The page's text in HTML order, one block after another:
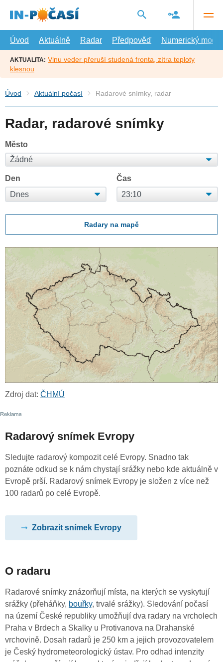
hlavní
Úvod
Aktuálně Radar Předpověď Numerický model
AKTUALITA: Vlnu veder přeruší studená fronta, zítra teploty
klesnou
Úvod Aktuální počasí Radarové snímky, radar
Radar, radarové snímky
Město
Den Čas
Radary na mapě
Zdroj dat: ČHMÚ
Radarový snímek Evropy
Sledujte radarový kompozit celé Evropy. Snadno tak
poznáte odkud se k nám chystají srážky nebo kde aktuálně v
Evropě prší. Radarový snímek Evropy je složen z více než
100 radarů po celé Evropě.
Zobrazit snímek Evropy
O radaru
Radarové snímky znázorňují místa, na kterých se vyskytují
srážky (přeháňky, bouřky, trvalé srážky). Sledování počasí
na území České republiky umožňují dva radary na vrcholech
Praha v Brdech a Skalky u Protivanova na Drahanské
vrchovině. Dosah radarů je 250 km a jejich provozovatelem
je Český hydrometeorologický ústav. Pro odhad intenzity